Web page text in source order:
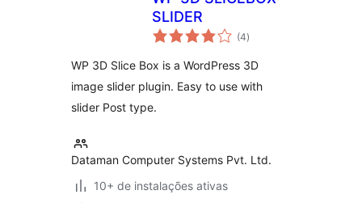
SLIDER
(4total
de
)
WP 3D Slice Box is a WordPress 3D
image slider plugin. Easy to use with
slider Post type.
Dataman Computer Systems Pvt. Ltd.
10+ de instalações ativas